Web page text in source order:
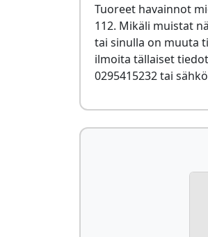
Tuoreet havainnot
112. Mikäli muistat
tai sinulla on muuta
ilmoita tällaiset
0295415232 tai